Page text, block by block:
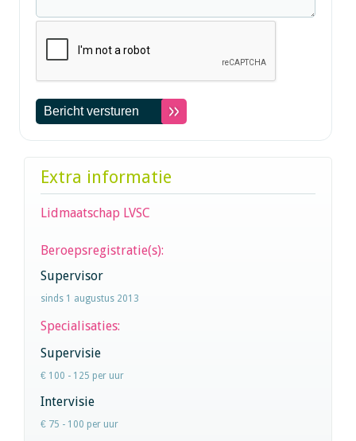
Extra informatie
Lidmaatschap LVSC
Beroepsregistratie(s):
Supervisor
sinds 1 augustus 2013
Specialisaties:
Supervisie
€ 100 - 125 per uur
Intervisie
€ 75 - 100 per uur